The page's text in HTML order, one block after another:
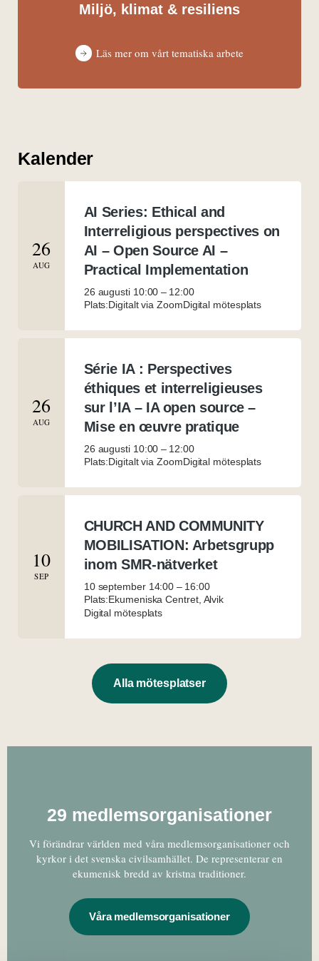
Miljö, klimat & resiliens
Läs mer om vårt tematiska arbete
Kalender
26
AUG
AI Series: Ethical and
Interreligious perspectives on
AI – Open Source AI –
Practical Implementation
26 augusti 10:00 – 12:00
Plats:Digitalt via ZoomDigital mötesplats
26
AUG
Série IA : Perspectives
éthiques et interreligieuses
sur l’IA – IA open source –
Mise en œuvre pratique
26 augusti 10:00 – 12:00
Plats:Digitalt via ZoomDigital mötesplats
10
SEP
CHURCH AND COMMUNITY
MOBILISATION: Arbetsgrupp
inom SMR-nätverket
10 september 14:00 – 16:00
Plats:Ekumeniska Centret, Alvik
Digital mötesplats
Alla mötesplatser
29 medlemsorganisationer
Vi förändrar världen med våra medlemsorganisationer och
kyrkor i det svenska civilsamhället. De representerar en
ekumenisk bredd av kristna traditioner.
Våra medlemsorganisationer